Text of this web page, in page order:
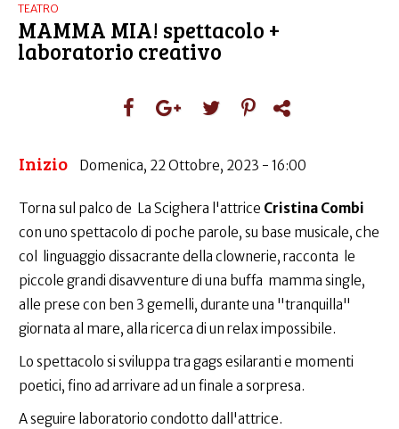
TEATRO
MAMMA MIA! spettacolo +
laboratorio creativo
Inizio Domenica, 22 Ottobre, 2023 - 16:00
Torna sul palco de La Scighera l'attrice Cristina Combi
con uno spettacolo di poche parole, su base musicale, che
col linguaggio dissacrante della clownerie, racconta le
piccole grandi disavventure di una buffa mamma single,
alle prese con ben 3 gemelli, durante una "tranquilla"
giornata al mare, alla ricerca di un relax impossibile.
Lo spettacolo si sviluppa tra gags esilaranti e momenti
poetici, fino ad arrivare ad un finale a sorpresa.
A seguire laboratorio condotto dall'attrice.